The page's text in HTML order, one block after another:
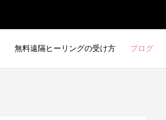
無料遠隔ヒーリングの受け方 ブログ